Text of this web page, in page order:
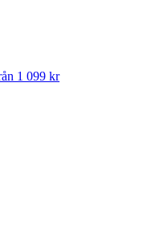
1 099 kr